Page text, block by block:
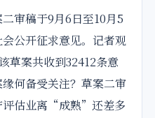
二审稿于9月6日至10月5
会公开征求意见。记者观
草案共收到32412条意
何备受关注？草案二审
评估业离“成熟”还差多